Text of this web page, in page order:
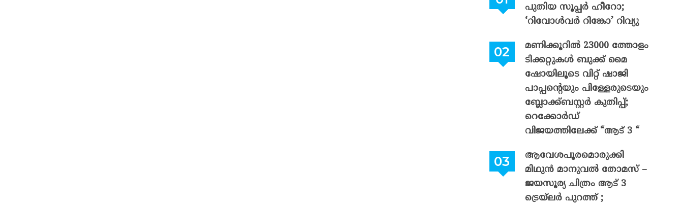
പുതിയ സൂപ്പർ ഹീറോ;
‘റിവോൾവർ റിങ്കോ’ റിവ്യു
മണിക്കൂറിൽ 23000 ത്തോളം
ടിക്കറ്റുകൾ ബുക്ക് മൈ
ഷോയിലൂടെ വിറ്റ് ഷാജി
പാപ്പന്റെയും പിള്ളേരുടെയും
ബ്ലോക്ക്ബസ്റ്റർ കുതിപ്പ്;
റെക്കോർഡ്
വിജയത്തിലേക്ക് “ആട് 3 “
ആവേശപൂരമൊരുക്കി
മിഥുൻ മാനുവൽ തോമസ് –
ജയസൂര്യ ചിത്രം ആട് 3
ട്രെയ്‌ലർ പുറത്ത് ;